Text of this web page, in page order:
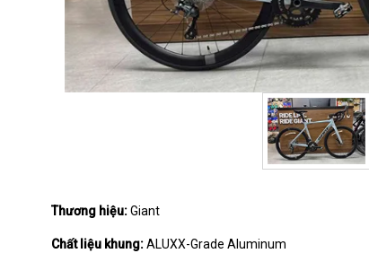
Thương hiệu:Giant
Chất liệu khung:ALUXX-Grade Aluminum